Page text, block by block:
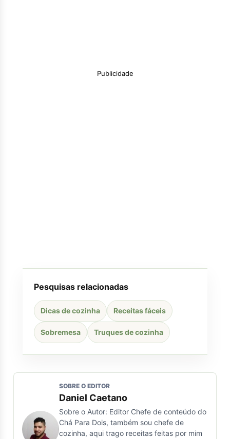
Publicidade
Pesquisas relacionadas
Dicas de cozinha Receitas fáceis
Sobremesa Truques de cozinha
SOBRE O EDITOR
Daniel Caetano
Sobre o Autor: Editor Chefe de conteúdo do
Chá Para Dois, também sou chefe de
cozinha, aqui trago receitas feitas por mim